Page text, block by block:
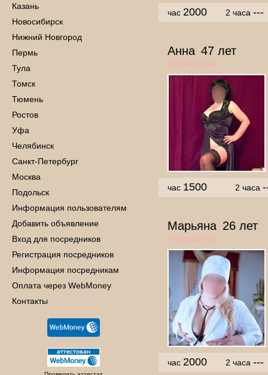
Казань
Новосибирск
Нижний Новгород
Пермь
Тула
Томск
Тюмень
Ростов
Уфа
Челябинск
Санкт-Петербург
Москва
Подольск
Информация пользователям
Добавить объявление
Вход для посредников
Регистрация посредников
Информация посредникам
Оплата через WebMoney
Контакты
час 2000 2 часа ---
Анна 47 лет
Индивидуалка
час 1500 2 часа
Марьяна 26 лет
Индивидуалка
час 2000 2 часа ---